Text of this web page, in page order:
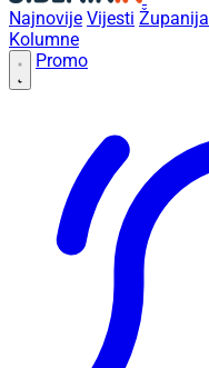
Najnovije Vijesti Županija
Kolumne
Promo